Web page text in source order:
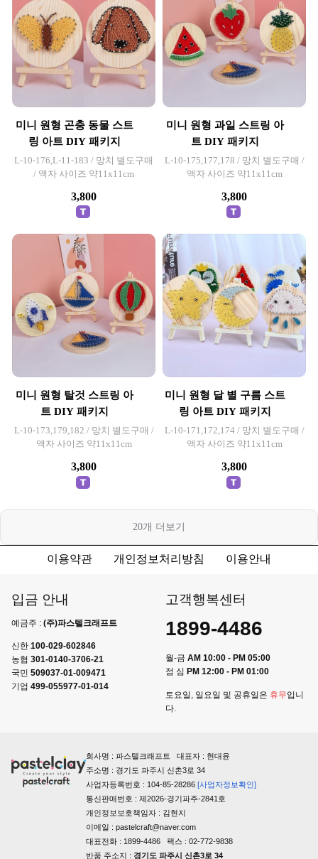
미니 원형 곤충 동물 스트
링 아트 DIY 패키지
L-10-176,L-11-183 / 망치 별도구매
/ 액자 사이즈 약11x11cm
3,800
미니 원형 과일 스트링 아
트 DIY 패키지
L-10-175,177,178 / 망치 별도구매 /
액자 사이즈 약11x11cm
3,800
미니 원형 탈것 스트링 아
트 DIY 패키지
L-10-173,179,182 / 망치 별도구매 /
액자 사이즈 약11x11cm
3,800
미니 원형 달 별 구름 스트
링 아트 DIY 패키지
L-10-171,172,174 / 망치 별도구매 /
액자 사이즈 약11x11cm
3,800
20개 더보기
이용약관 개인정보처리방침 이용안내
입금 안내
예금주 : (주)파스텔크래프트
신한 100-029-602846
농협 301-0140-3706-21
국민 509037-01-009471
기업 499-055977-01-014
고객행복센터
1899-4486
월-금 AM 10:00 - PM 05:00
점 심 PM 12:00 - PM 01:00
토요일, 일요일 및 공휴일은 휴무입니
다.
회사명 : 파스텔크래프트 대표자 : 현대윤
주소명 : 경기도 파주시 신촌3로 34
사업자등록번호 : 104-85-28286 [사업자정보확인]
통신판매번호 : 제2026-경기파주-2841호
개인정보보호책임자 : 김현지
이메일 : pastelcraft@naver.com
대표전화 : 1899-4486 팩스 : 02-772-9838
반품 주소지 : 경기도 파주시 신촌3로 34